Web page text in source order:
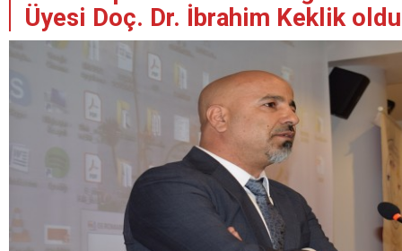
Üyesi Doç. Dr. İbrahim Keklik